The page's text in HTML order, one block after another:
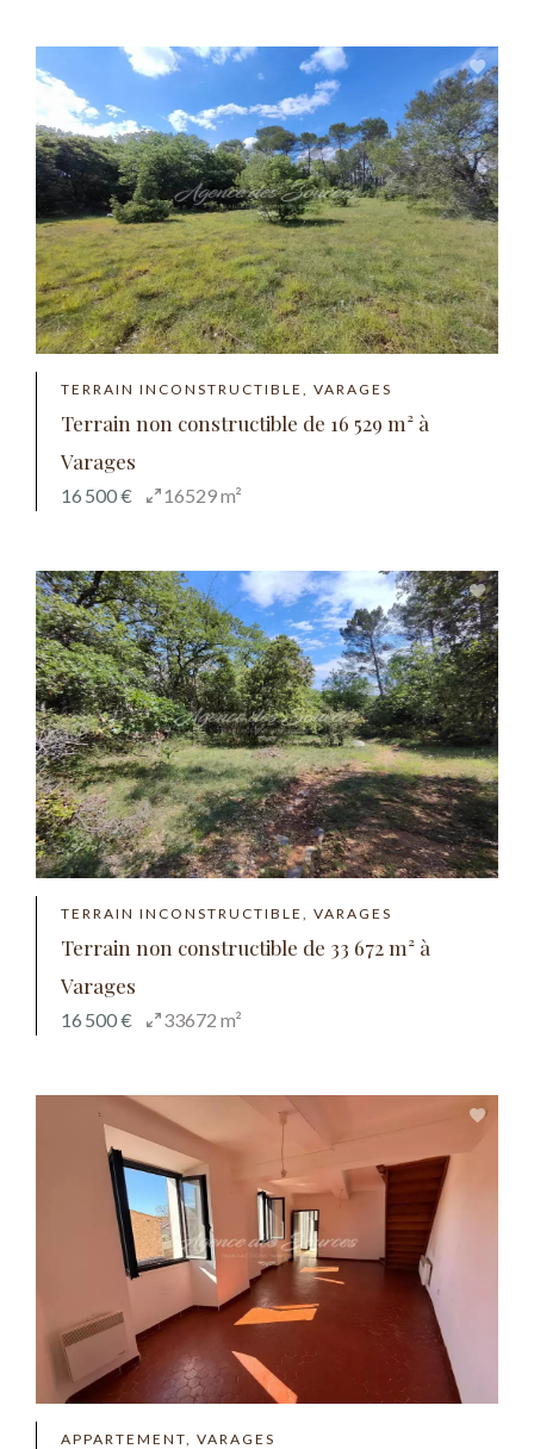
TERRAIN INCONSTRUCTIBLE, VARAGES
Terrain non constructible de 16 529 m² à
Varages
16 500 € 16529 m²
TERRAIN INCONSTRUCTIBLE, VARAGES
Terrain non constructible de 33 672 m² à
Varages
16 500 € 33672 m²
APPARTEMENT, VARAGES